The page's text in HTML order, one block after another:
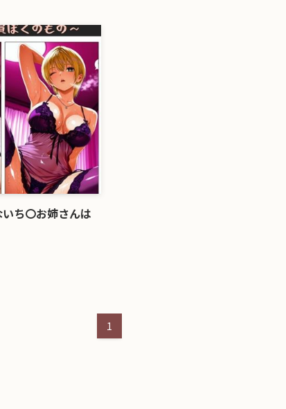
ち〇お姉さんは
1